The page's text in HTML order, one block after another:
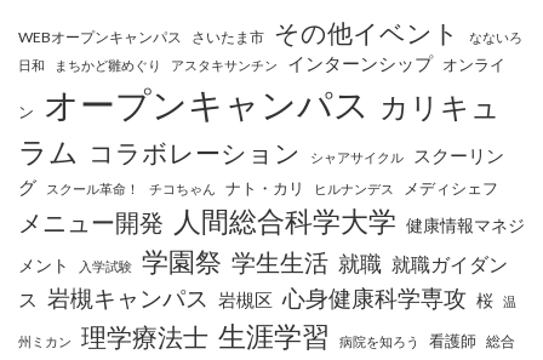
WEBオープンキャンパス さいたま市 その他イベント
なないろ
日和
まちかど雛めぐり アスタキサンチン インターンシップ オンライ
ン オープンキャンパス カリキュ
ラム コラボレーション シャアサイクル
スクーリン
グ
スクール革命！ チコちゃん ナト・カリ ヒルナンデス メディシェフ
メニュー開発 人間総合科学大学 健康情報マネジ
メント
入学試験 学園祭 学生生活 就職 就職ガイダン
ス 岩槻キャンパス 岩槻区 心身健康科学専攻 桜 温
州ミカン 理学療法士 生涯学習 病院を知ろう 看護師 総合